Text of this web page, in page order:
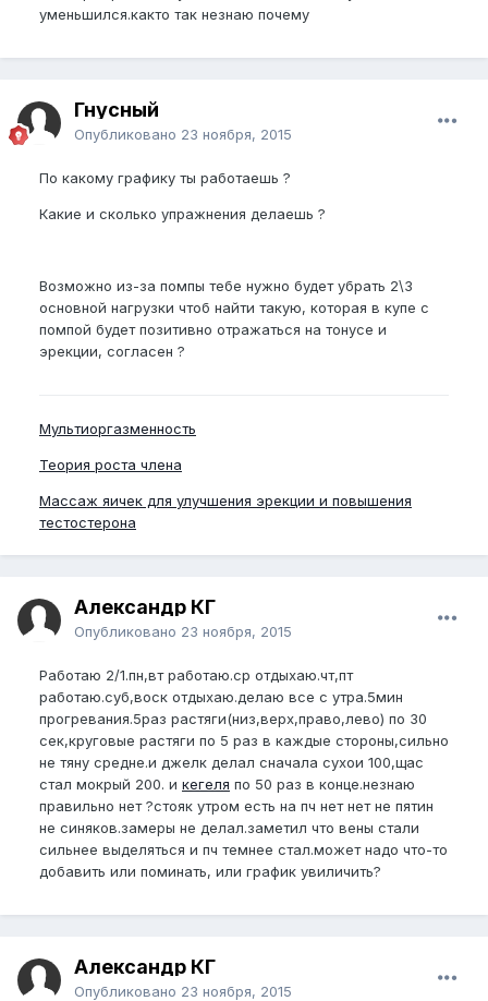
уменьшился.както так незнаю почему
Гнусный
Опубликовано 23 ноября, 2015
По какому графику ты работаешь ?
Какие и сколько упражнения делаешь ?
Возможно из-за помпы тебе нужно будет убрать 2\3
основной нагрузки чтоб найти такую, которая в купе с
помпой будет позитивно отражаться на тонусе и
эрекции, согласен ?
Мультиоргазменность
Теория роста члена
Массаж яичек для улучшения эрекции и повышения
тестостерона
Александр КГ
Опубликовано 23 ноября, 2015
Работаю 2/1.пн,вт работаю.ср отдыхаю.чт,пт
работаю.суб,воск отдыхаю.делаю все с утра.5мин
прогревания.5раз растяги(низ,верх,право,лево) по 30
сек,круговые растяги по 5 раз в каждые стороны,сильно
не тяну средне.и джелк делал сначала сухои 100,щас
стал мокрый 200. и кегеля по 50 раз в конце.незнаю
правильно нет ?стояк утром есть на пч нет нет не пятин
не синяков.замеры не делал.заметил что вены стали
сильнее выделяться и пч темнее стал.может надо что-то
добавить или поминать, или график увиличить?
Александр КГ
Опубликовано 23 ноября, 2015